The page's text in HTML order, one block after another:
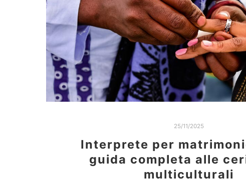
25/11/2025
Interprete per
guida completa alle
multiculturali